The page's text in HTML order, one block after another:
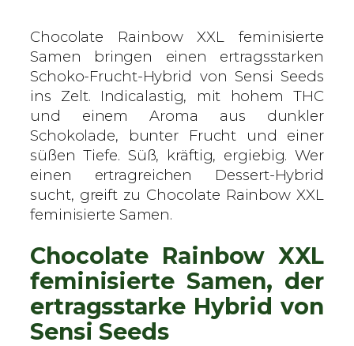
a
i
n
b
o
w
X
X
L
–
e
n
s
i
S
Chocolate Rainbow XXL feminisierte
Samen bringen einen ertragsstarken
Schoko-Frucht-Hybrid von Sensi Seeds
ins Zelt. Indicalastig, mit hohem THC
und einem Aroma aus dunkler
Schokolade, bunter Frucht und einer
süßen Tiefe. Süß, kräftig, ergiebig. Wer
einen ertragreichen Dessert-Hybrid
sucht, greift zu Chocolate Rainbow XXL
feminisierte Samen.
Chocolate Rainbow XXL
feminisierte Samen, der
ertragsstarke Hybrid von
Sensi Seeds